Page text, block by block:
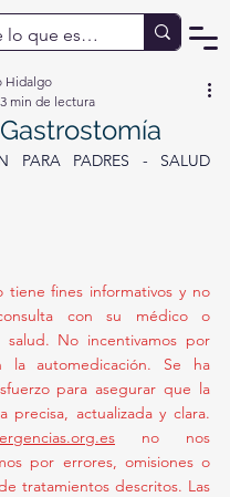
Hidalgo
3 min de lectura
PARA PADRES - SALUD
tiene fines informativos y no
con su médico o
salud. No incentivamos por
la automedicación. Se ha
para asegurar que la
precisa, actualizada y clara.
no nos
por errores, omisiones o
tratamientos descritos. Las